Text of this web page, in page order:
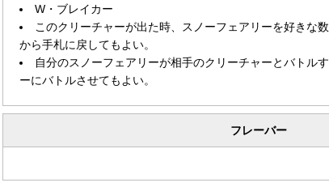
W・ブレイカー
このクリーチャーが出た時、スノーフェアリーを好きな
から手札に戻してもよい。
自分のスノーフェアリーが相手のクリーチャーとバトル
ーにバトルさせてもよい。
フレーバー